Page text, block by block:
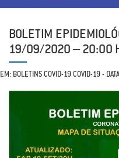
BOLETIM
19/09/2020 – 20:00
EM: BOLETINS COVID-19 COVID-19 -